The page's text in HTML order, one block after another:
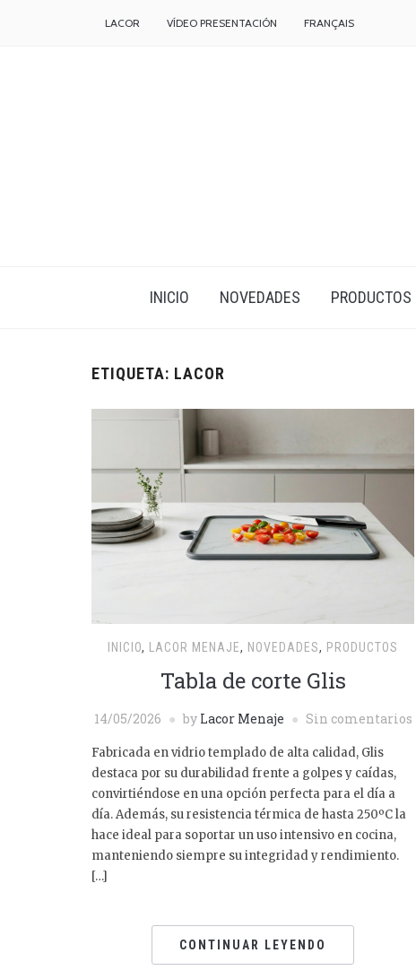
LACOR VÍDEO PRESENTACIÓN FRANÇAIS
INICIO NOVEDADES PRODUCTOS
ETIQUETA: LACOR
INICIO, LACOR MENAJE, NOVEDADES, PRODUCTOS
Tabla de corte Glis
14/05/2026 by Lacor Menaje Sin comentarios
Fabricada en vidrio templado de alta calidad, Glis
destaca por su durabilidad frente a golpes y caídas,
convirtiéndose en una opción perfecta para el día a
día. Además, su resistencia térmica de hasta 250ºC la
hace ideal para soportar un uso intensivo en cocina,
manteniendo siempre su integridad y rendimiento.
[…]
CONTINUAR LEYENDO